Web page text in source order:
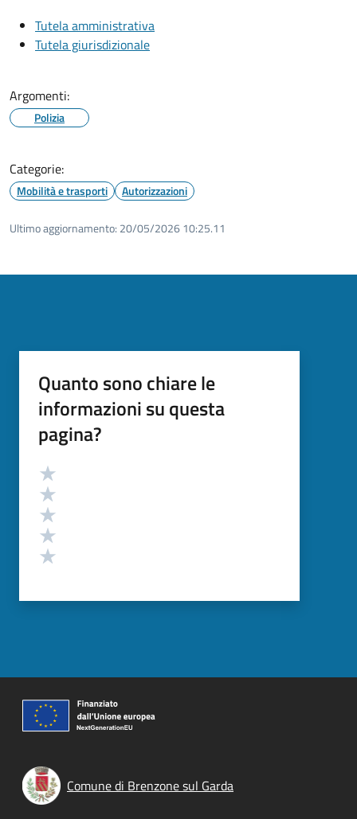
Tutela amministrativa
Tutela giurisdizionale
Argomenti:
Polizia
Categorie:
Mobilità e trasporti Autorizzazioni
Ultimo aggiornamento: 20/05/2026 10:25.11
Quanto sono chiare le
informazioni su questa
pagina?
Valutazione
Comune di Brenzone sul Garda